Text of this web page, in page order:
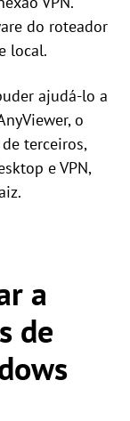
do roteador
local.
ajudá-lo a
o
terceiros,
e VPN,
a
de